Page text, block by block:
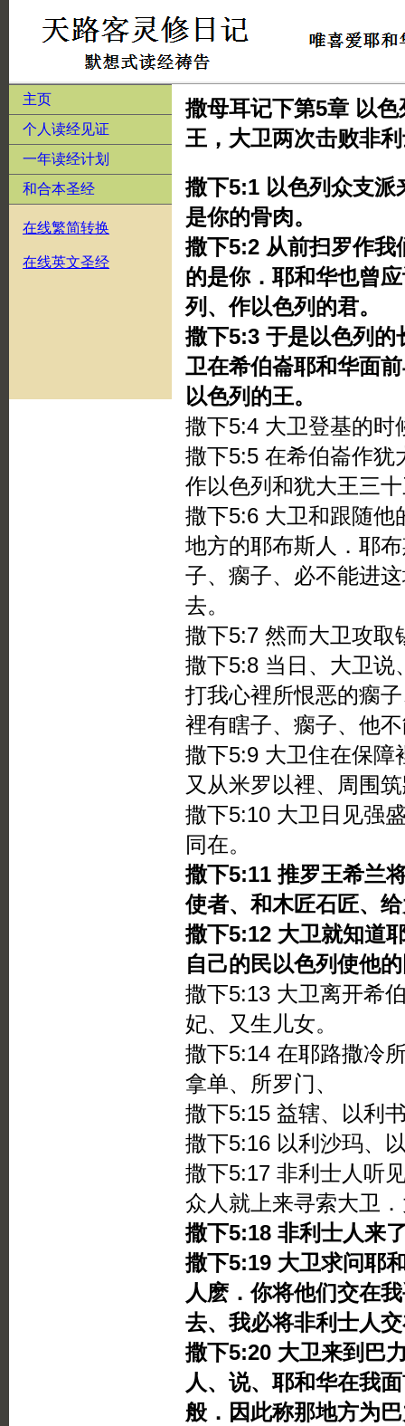
主页
个人读经见证
一年读经计划
和合本圣经
在线繁简转换
在线英文圣经
撒母耳记下第5章 以
王，大卫两次击败非
撒下5:1 以色列众支派
是你的骨肉。
撒下5:2 从前扫罗作我
的是你．耶和华也曾
列、作以色列的君。
撒下5:3 于是以色列的
卫在希伯崙耶和华面
以色列的王。
撒下5:4 大卫登基的时
撒下5:5 在希伯崙作犹
作以色列和犹大王三
撒下5:6 大卫和跟随他
地方的耶布斯人．耶
子、瘸子、必不能进
去。
撒下5:7 然而大卫攻取
撒下5:8 当日、大卫说
打我心裡所恨恶的瘸
裡有瞎子、瘸子、他
撒下5:9 大卫住在保障
又从米罗以裡、周围
撒下5:10 大卫日见强
同在。
撒下5:11 推罗王希兰
使者、和木匠石匠、
撒下5:12 大卫就知道
自己的民以色列使他
撒下5:13 大卫离开希
妃、又生儿女。
撒下5:14 在耶路撒冷
拿单、所罗门、
撒下5:15 益辖、以利
撒下5:16 以利沙玛、
撒下5:17 非利士人听
众人就上来寻索大卫
撒下5:18 非利士人来
撒下5:19 大卫求问耶
人麽．你将他们交在
去、我必将非利士人
撒下5:20 大卫来到巴
人、说、耶和华在我
般．因此称那地方为